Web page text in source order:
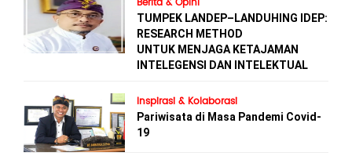
TUMPEK LANDEP–LANDUHING IDEP:
RESEARCH METHOD
UNTUK MENJAGA KETAJAMAN
INTELEGENSI DAN INTELEKTUAL
Inspirasi & Kolaborasi
Pariwisata di Masa Pandemi Covid-
19